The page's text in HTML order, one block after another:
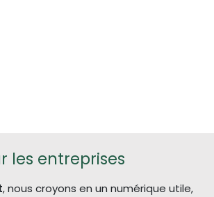
les entreprises
, nous croyons en un numérique utile,